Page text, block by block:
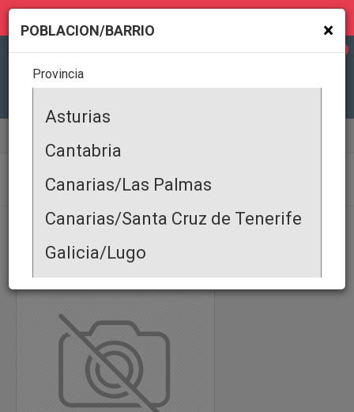
RESTAURANTES
PRODUCTOS | SERVICIOS | OFERTA COMERCIAL
×
POBLACION/BARRIO
Provincia
Asturias
Cantabria
Canarias/Las Palmas
Canarias/Santa Cruz de Tenerife
Galicia/Lugo
Galicia/Coruña
Galicia/Pontevedra
Galicia/Ourense
Municipio de Madrid